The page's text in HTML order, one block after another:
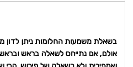
בשאלת משמעות החלומות ניתן לדון
אולם, אם נתייחס לשאלה בראש